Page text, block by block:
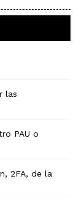
las
PAU o
2FA, de la